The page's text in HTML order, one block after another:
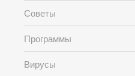
Советы
Программы
Вирусы